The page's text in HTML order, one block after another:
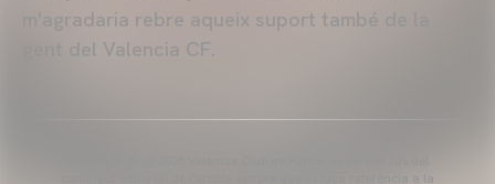
m'agradaria rebre aqueix suport també de la
gent del Valencia CF.